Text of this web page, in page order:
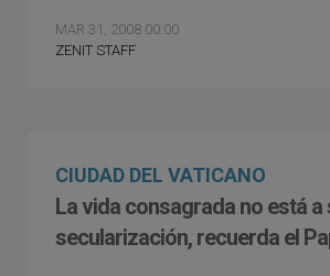
MAR 31, 2008 00:00
ZENIT STAFF
CIUDAD DEL VATICANO
La vida consagrada no está a
secularización, recuerda el